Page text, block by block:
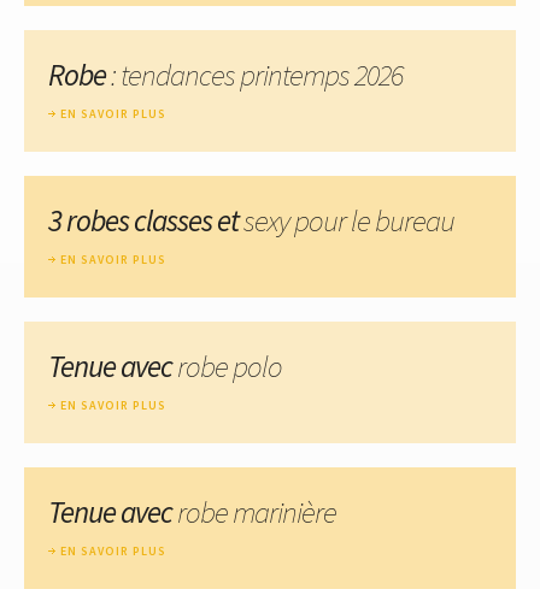
Robe: tendances printemps 2026
EN SAVOIR PLUS
3 robes classes etsexy pour le bureau
EN SAVOIR PLUS
Tenue avecrobe polo
EN SAVOIR PLUS
Tenue avecrobe marinière
EN SAVOIR PLUS